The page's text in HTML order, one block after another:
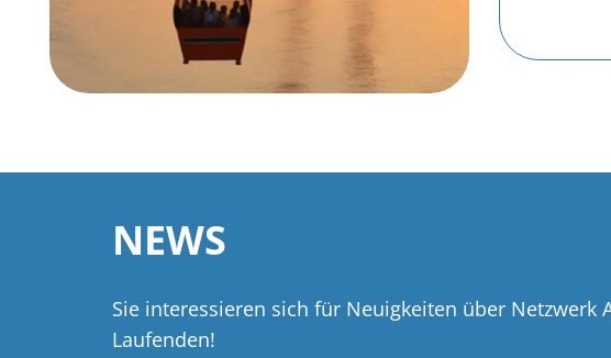
NEWS
Sie interessieren sich für Neuigkeiten über
Laufenden!